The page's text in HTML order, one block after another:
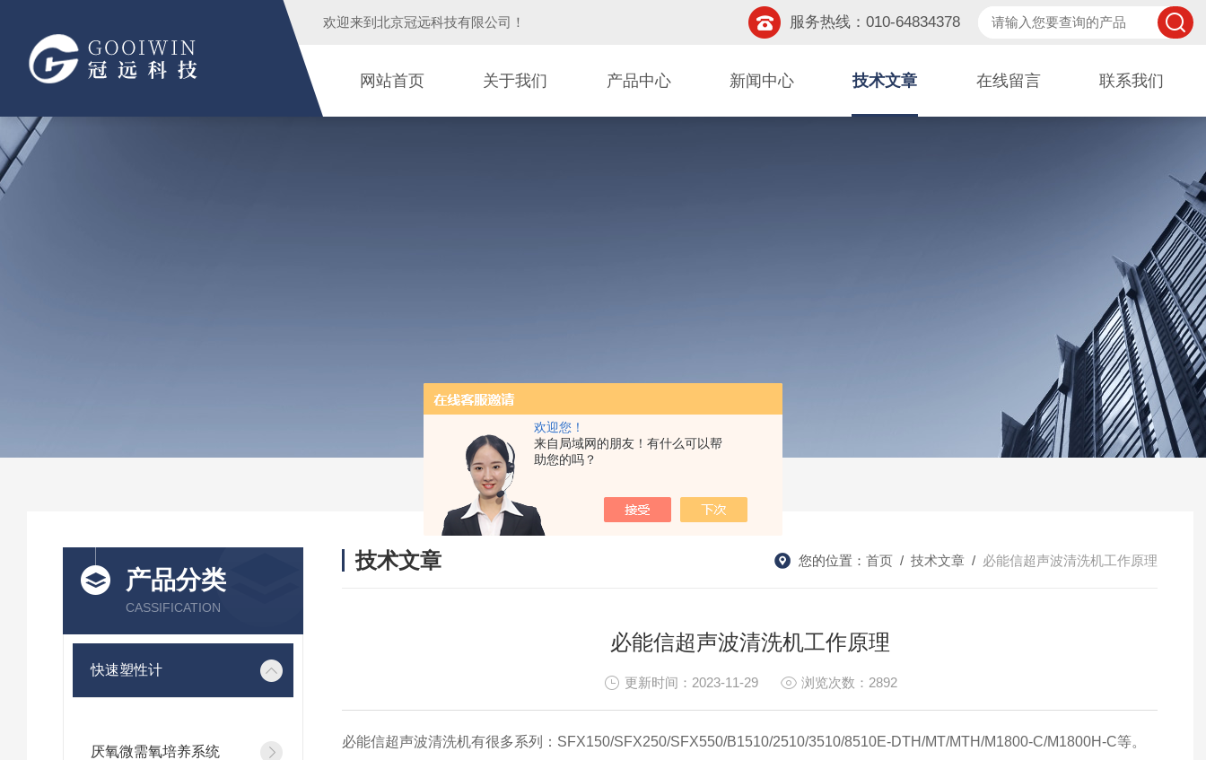
欢迎您！
来自局域网的朋友！有什么可以帮
助您的吗？
欢迎来到 北京冠远科技有限公司 ！ 服务热线：010-64834378
网站首页 关于我们 产品中心 新闻中心 技术文章 在线留言 联系我们
产品分类
CASSIFICATION
快速塑性计
厌氧微需氧培养系统
技术文章 您的位置： 首页 / 技术文章 / ​必能信超声波清洗机工作原理
​必能信超声波清洗机工作原理
更新时间：2023-11-29 浏览次数：2892
必能信超声波清洗机有很多系列： SFX150/SFX250/SFX550/B1510/2510/3510/8510E-DTH/MT/MTH/M1800-C/M1800H-C等。